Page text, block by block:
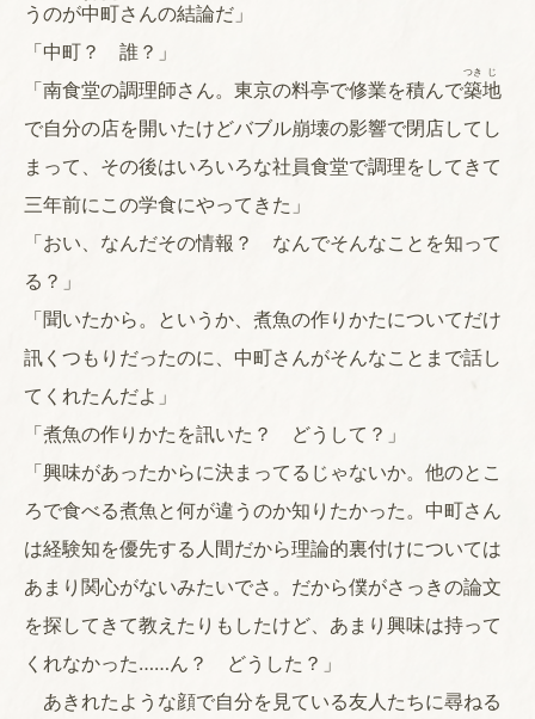
うのが中町さんの結論だ」
「中町？ 誰？」
「南食堂の調理師さん。東京の料亭で修業を積んで築
つき
地
じ
で自分の店を開いたけどバブル崩壊の影響で閉店してし
まって、その後はいろいろな社員食堂で調理をしてきて
三年前にこの学食にやってきた」
「おい、なんだその情報？ なんでそんなことを知って
る？」
「聞いたから。というか、煮魚の作りかたについてだけ
訊くつもりだったのに、中町さんがそんなことまで話し
てくれたんだよ」
「煮魚の作りかたを訊いた？ どうして？」
「興味があったからに決まってるじゃないか。他のとこ
ろで食べる煮魚と何が違うのか知りたかった。中町さん
は経験知を優先する人間だから理論的裏付けについては
あまり関心がないみたいでさ。だから僕がさっきの論文
を探してきて教えたりもしたけど、あまり興味は持って
くれなかった……ん？ どうした？」
あきれたような顔で自分を見ている友人たちに尋ねる